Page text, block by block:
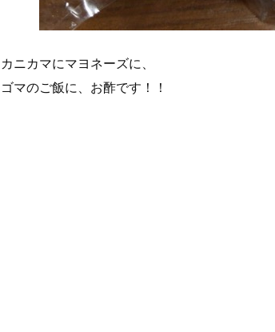
カニカマにマヨネーズに、
ゴマのご飯に、お酢です！！